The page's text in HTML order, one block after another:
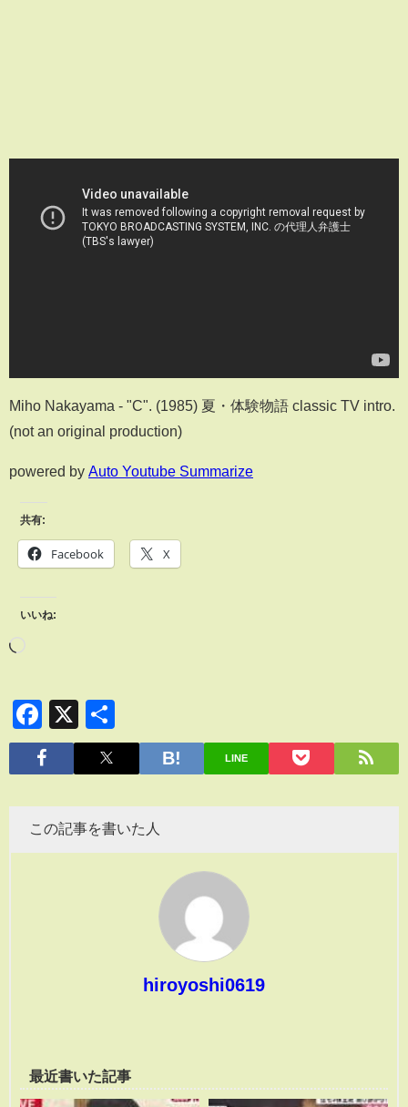
Miho Nakayama - "C". (1985) 夏・体験物語 classic TV intro.
(not an original production)
powered by Auto Youtube Summarize
共有:
Facebook X
いいね:
Facebook
X
有
LINE
この記事を書いた人
hiroyoshi0619
最近書いた記事